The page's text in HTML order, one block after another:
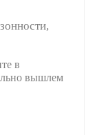
в
вышлем